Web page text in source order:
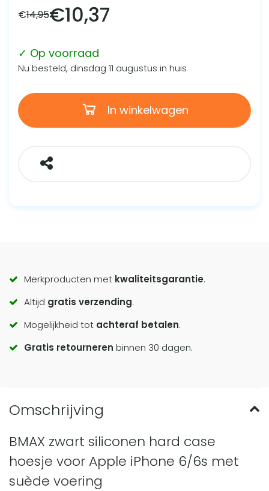
€14,95€10,37
✓ Op voorraad
Nu besteld, dinsdag 11 augustus in huis
In winkelwagen
Call
to
actions
Merkproducten met kwaliteitsgarantie.
Altijd gratis verzending.
Mogelijkheid tot achteraf betalen.
Gratis retourneren binnen 30 dagen.
BMAX zwart siliconen hard case
hoesje voor Apple iPhone 6/6s met
suède voering